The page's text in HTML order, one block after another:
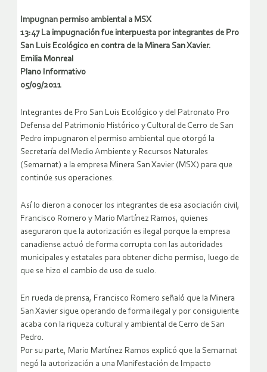
Impugnan permiso ambiental a MSX
13:47 La impugnación fue interpuesta por integrantes de Pro
San Luis Ecológico en contra de la Minera San Xavier.
Emilia Monreal
Plano Informativo
05/09/2011
Integrantes de Pro San Luis Ecológico y del Patronato Pro
Defensa del Patrimonio Histórico y Cultural de Cerro de San
Pedro impugnaron el permiso ambiental que otorgó la
Secretaría del Medio Ambiente y Recursos Naturales
(Semarnat) a la empresa Minera San Xavier (MSX) para que
continúe sus operaciones.
Así lo dieron a conocer los integrantes de esa asociación civil,
Francisco Romero y Mario Martínez Ramos, quienes
aseguraron que la autorización es ilegal porque la empresa
canadiense actuó de forma corrupta con las autoridades
municipales y estatales para obtener dicho permiso, luego de
que se hizo el cambio de uso de suelo.
En rueda de prensa, Francisco Romero señaló que la Minera
San Xavier sigue operando de forma ilegal y por consiguiente
acaba con la riqueza cultural y ambiental de Cerro de San
Pedro.
Por su parte, Mario Martínez Ramos explicó que la Semarnat
negó la autorización a una Manifestación de Impacto